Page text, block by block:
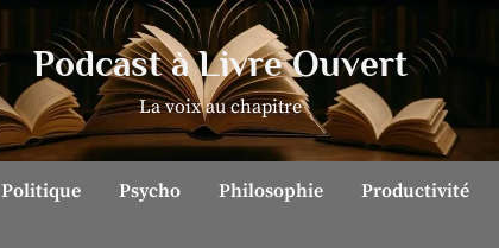
Podcast à Livre Ouvert
La voix au chapitre
Politique Psycho Philosophie Productivité